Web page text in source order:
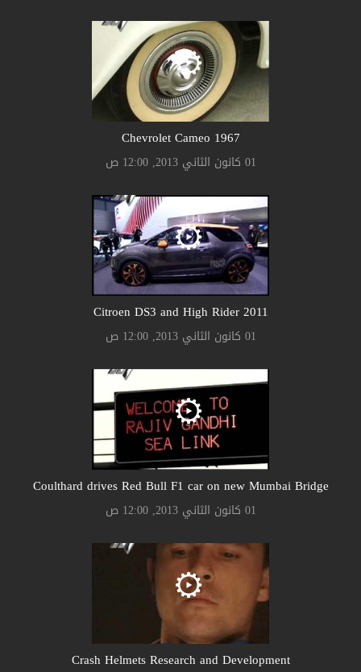
Chevrolet Cameo 1967
01 كانون الثاني 2013, 12:00 ص
Citroen DS3 and High Rider 2011
01 كانون الثاني 2013, 12:00 ص
Coulthard drives Red Bull F1 car on new Mumbai Bridge
01 كانون الثاني 2013, 12:00 ص
Crash Helmets Research and Development